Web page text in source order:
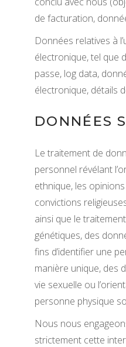
de facturation,
Données relatives à
électronique, tel que
passe, log data,
électronique, détails
DONNÉES
Le traitement de
personnel révélant
ethnique, les
convictions
ainsi que le
génétiques, des
fins d’identifier une
manière unique, des
vie sexuelle ou
personne physique
Nous nous
strictement cette